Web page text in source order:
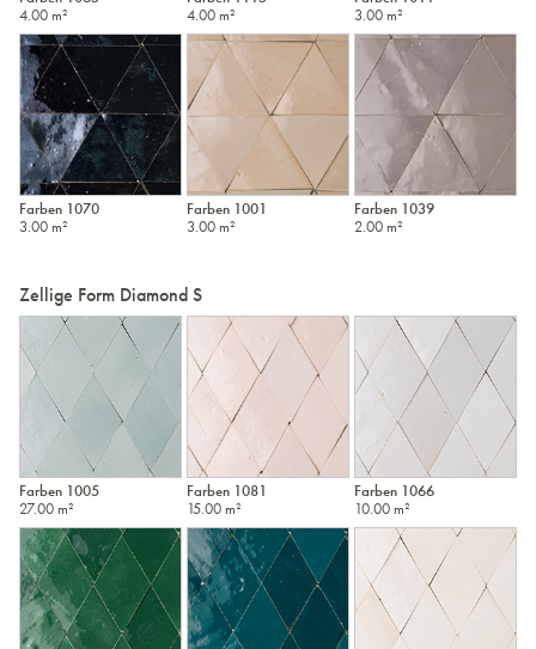
4.00 m²
4.00 m²
3.00 m²
Farben 1070
3.00 m²
Farben 1001
3.00 m²
Farben 1039
2.00 m²
Zellige Form Diamond S
Farben 1005
27.00 m²
Farben 1081
15.00 m²
Farben 1066
10.00 m²